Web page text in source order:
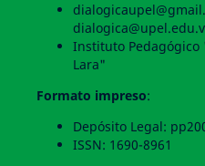
Instituto Pedagógico
Lara"
Formato impreso:
Depósito Legal:
ISSN: 1690-8961